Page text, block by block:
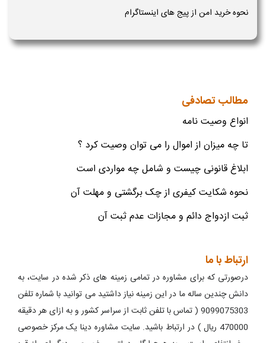
نحوه خرید امن از پیج های اینستاگرام
مطالب تصادفی
انواع وصیت نامه
تا چه میزان از اموال را می توان وصیت کرد ؟
ابلاغ قانونی چیست و شامل چه مواردی است
نحوه شکایت کیفری از چک برگشتی و مهلت آن
ثبت ازدواج دائم و مجازات عدم ثبت آن
ارتباط با ما
درصورتی که برای مشاوره در تمامی زمینه های ذکر شده در سایت، به
دانش چندین ساله ما در این زمینه نیاز داشتید می توانید با شماره تلفن
9099075303 ( تماس با تلفن ثابت از سراسر کشور و به ازای هر دقیقه
470000 ریال ) در ارتباط باشید. سایت مشاوره دینا یک مرکز خصوصی